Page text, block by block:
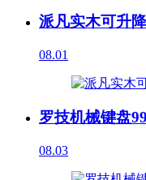
派凡实木可升
08.01
罗技机械键盘
08.03